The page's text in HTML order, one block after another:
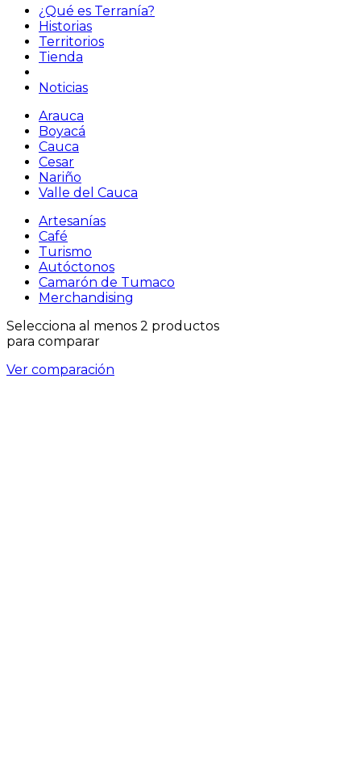
¿Qué es Terranía?
Historias
Territorios
Tienda
Noticias
Arauca
Boyacá
Cauca
Cesar
Nariño
Valle del Cauca
Artesanías
Café
Turismo
Autóctonos
Camarón de Tumaco
Merchandising
Selecciona al menos 2 productos
para comparar
Ver comparación